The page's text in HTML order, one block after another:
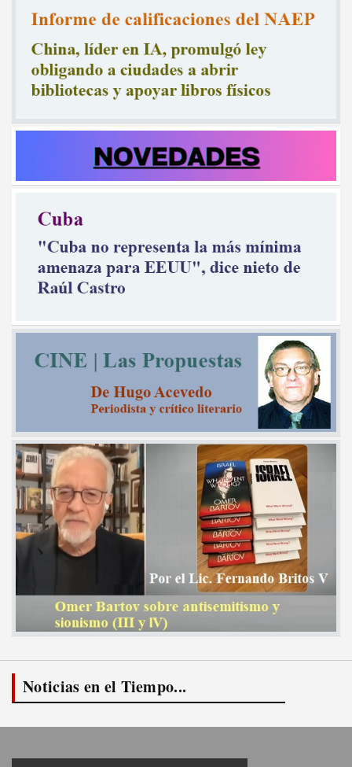
Noticias en el Tiempo...